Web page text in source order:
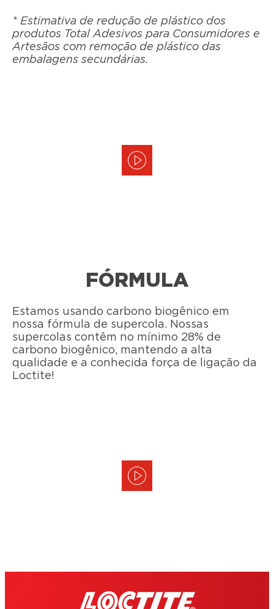
* Estimativa de redução de plástico dos
produtos Total Adesivos para Consumidores e
Artesãos com remoção de plástico das
embalagens secundárias.
FÓRMULA
Estamos usando carbono biogênico em
nossa fórmula de supercola. Nossas
supercolas contêm no mínimo 28% de
carbono biogênico, mantendo a alta
qualidade e a conhecida força de ligação da
Loctite!